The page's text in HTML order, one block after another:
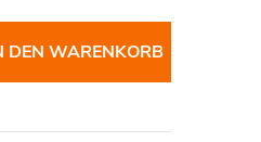
DEN WARENKORB